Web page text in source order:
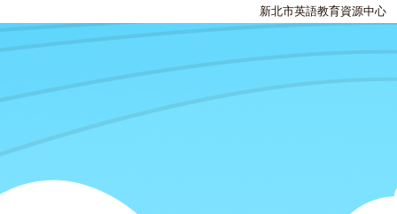
新北市英語教育資源中心